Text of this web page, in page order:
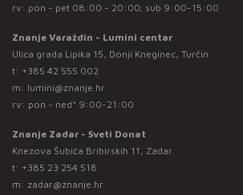
rv: pon - pet 08:00 - 20:00; sub 9:00-15:00
Znanje Varaždin - Lumini centar
Ulica grada Lipika 15, Donji Kneginec, Turčin
t: +385 42 555 002
m: lumini@znanje.hr
rv: pon - ned* 9:00-21:00
Znanje Zadar - Sveti Donat
Knezova Šubića Bribirskih 11, Zadar
t: +385 23 254 518
m: zadar@znanje.hr